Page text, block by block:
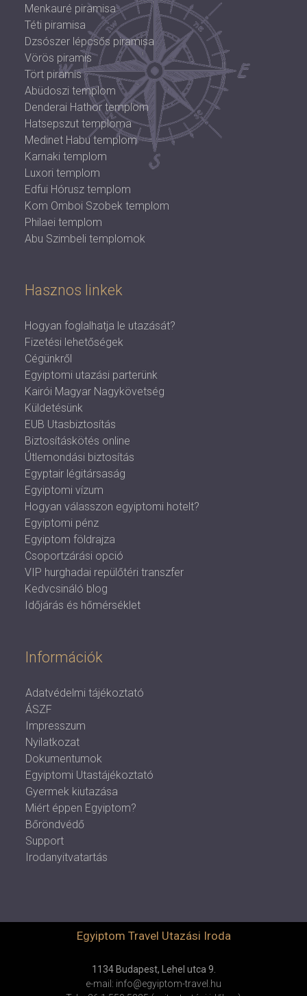
Menkauré piramisa
Téti piramisa
Dzsószer lépcsős piramisa
Vörös piramis
Tört piramis
Abüdoszi templom
Denderai Hathor templom
Hatsepszut temploma
Medinet Habu templom
Karnaki templom
Luxori templom
Edfui Hórusz templom
Kom Omboi Szobek templom
Philaei templom
Abu Szimbeli templomok
Hasznos linkek
Hogyan foglalhatja le utazását?
Fizetési lehetőségek
Cégünkről
Egyiptomi utazási parterünk
Kairói Magyar Nagykövetség
Küldetésünk
EUB Utasbiztosítás
Biztosításkötés online
Útlemondási biztosítás
Egyptair légitársaság
Egyiptomi vízum
Hogyan válasszon egyiptomi hotelt?
Egyiptomi pénz
Egyiptom földrajza
Csoportzárási opció
VIP hurghadai repülőtéri transzfer
Kedvcsináló blog
Időjárás és hőmérséklet
Információk
Adatvédelmi tájékoztató
ÁSZF
Impresszum
Nyilatkozat
Dokumentumok
Egyiptomi Utastájékoztató
Gyermek kiutazása
Miért éppen Egyiptom?
Bőröndvédő
Support
Irodanyitvatartás
Egyiptom Travel Utazási Iroda
1134 Budapest, Lehel utca 9.
e-mail: info@egyiptom-travel.hu